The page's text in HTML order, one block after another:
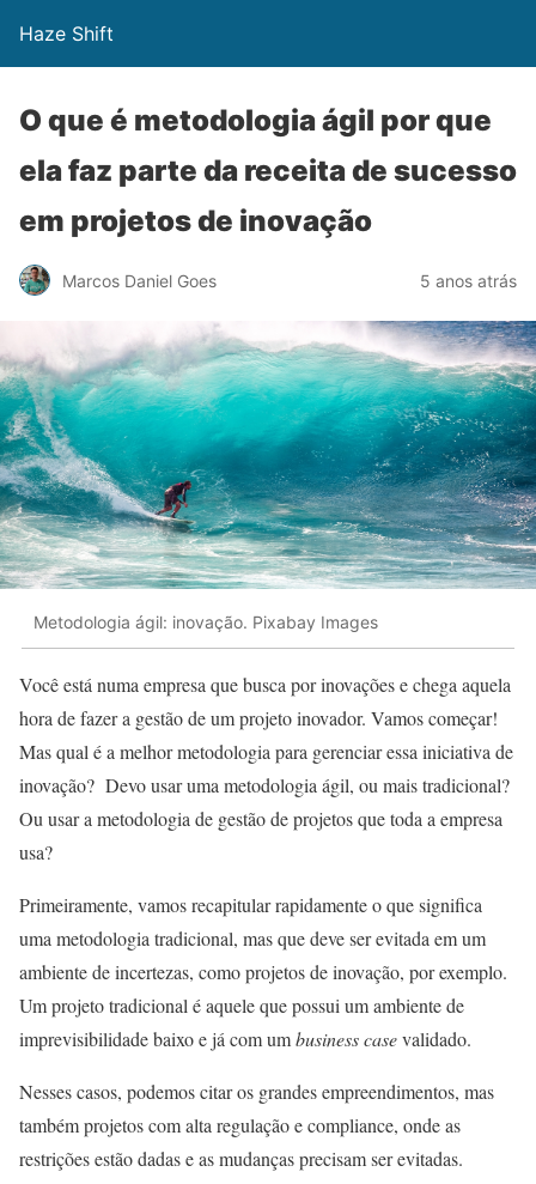
Haze Shift
O que é metodologia ágil por que
ela faz parte da receita de sucesso
em projetos de inovação
Marcos Daniel Goes 5 anos atrás
Metodologia ágil: inovação. Pixabay Images
Você está numa empresa que busca por inovações e chega aquela
hora de fazer a gestão de um projeto inovador. Vamos começar!
Mas qual é a melhor metodologia para gerenciar essa iniciativa de
inovação? Devo usar uma metodologia ágil, ou mais tradicional?
Ou usar a metodologia de gestão de projetos que toda a empresa
usa?
Primeiramente, vamos recapitular rapidamente o que significa
uma metodologia tradicional, mas que deve ser evitada em um
ambiente de incertezas, como projetos de inovação, por exemplo.
Um projeto tradicional é aquele que possui um ambiente de
imprevisibilidade baixo e já com umbusiness casevalidado.
Nesses casos, podemos citar os grandes empreendimentos, mas
também projetos com alta regulação e compliance, onde as
restrições estão dadas e as mudanças precisam ser evitadas.